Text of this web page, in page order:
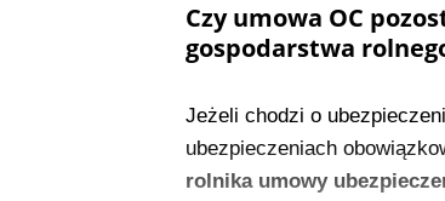
Czy umowa OC
gospodarstwa
Jeżeli chodzi o
ubezpieczeniach
rolnika umowy